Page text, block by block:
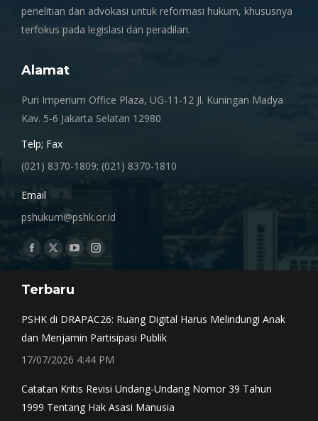
penelitian dan advokasi untuk reformasi hukum, khususnya
terfokus pada legislasi dan peradilan.
Alamat
Puri Imperium Office Plaza, UG-11-12 Jl. Kuningan Madya
Kav. 5-6 Jakarta Selatan 12980
Telp; Fax
(021) 8370-1809; (021) 8370-1810
Email
pshukum@pshk.or.id
Find us on:
Facebook
opens
window
X
opens
window
YouTube
opens
Instagram
window
Terbaru
PSHK di DRAPAC26: Ruang Digital Harus Melindungi Anak
dan Menjamin Partisipasi Publik
17/07/2026 4:44 PM
Catatan Kritis Revisi Undang-Undang Nomor 39 Tahun
1999 Tentang Hak Asasi Manusia